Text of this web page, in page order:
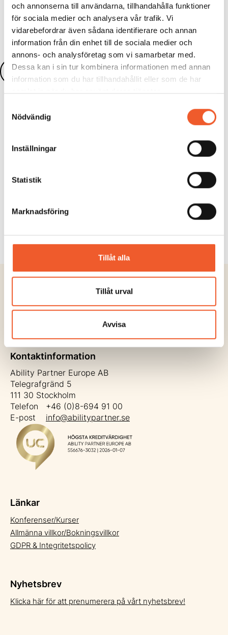
och annonserna till användarna, tillhandahålla funktioner
för sociala medier och analysera vår trafik. Vi
vidarebefordrar även sådana identifierare och annan
information från din enhet till de sociala medier och
annons- och analysföretag som vi samarbetar med.
Dessa kan i sin tur kombinera informationen med annan
information som du har tillhandahållit eller som de har
samlat in när du har använt deras tjänster.
Nödvändig
Inställningar
Statistik
Marknadsföring
Tillåt alla
Tillåt urval
Avvisa
Läs fler nyheter
informationsförvaltning 2026
informationsförvaltning i praktiken...
Läs mer
Kontaktinformation
Ability Partner Europe AB
Telegrafgränd 5
111 30 Stockholm
Telefon +46 (0)8-694 91 00
E-post info@abilitypartner.se
Länkar
Konferenser/Kurser
Allmänna villkor/Bokningsvillkor
GDPR & Integritetspolicy
Nyhetsbrev
Klicka här för att prenumerera på vårt nyhetsbrev!